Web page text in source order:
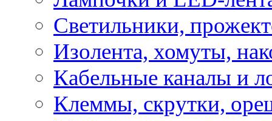
Светильники,
Изолента, хомуты,
Кабельные каналы и
Клеммы, скрутки,